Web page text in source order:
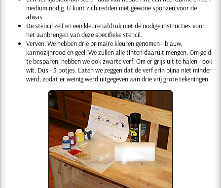
medium nodig. U kunt zich redden met gewone sponzen voor de
afwas.
De stencil zelf en een kleurenafdruk met de nodige instructies voor
het aanbrengen van deze specifieke stencil.
Verven. We hebben drie primaire kleuren genomen - blauw,
karmozijnrood en geel. We zullen alle tinten daaruit mengen. Om geld
te besparen, hebben we ook zwarte verf. Om er grijs uit te halen - ook
wit. Dus - 5 potjes. Laten we zeggen dat de verf erin bijna niet minder
werd, zodat er weinig werd uitgegeven aan drie vrij grote tekeningen.